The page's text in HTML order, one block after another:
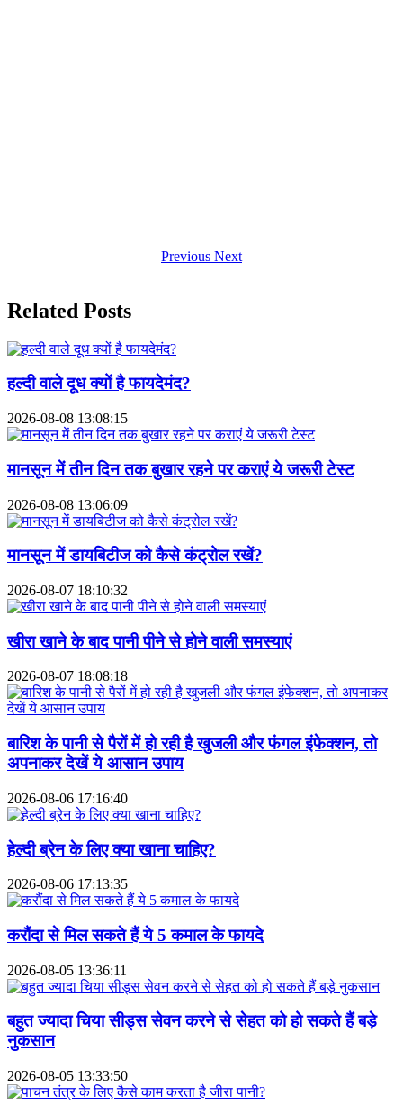
Previous Next
Related Posts
हल्दी वाले दूध क्यों है फायदेमंद?
2026-08-08 13:08:15
मानसून में तीन दिन तक बुखार रहने पर कराएं ये जरूरी टेस्ट
2026-08-08 13:06:09
मानसून में डायबिटीज को कैसे कंट्रोल रखें?
2026-08-07 18:10:32
खीरा खाने के बाद पानी पीने से होने वाली समस्याएं
2026-08-07 18:08:18
बारिश के पानी से पैरों में हो रही है खुजली और फंगल इंफेक्शन, तो
अपनाकर देखें ये आसान उपाय
2026-08-06 17:16:40
हेल्दी ब्रेन के लिए क्या खाना चाहिए?
2026-08-06 17:13:35
करौंदा से मिल सकते हैं ये 5 कमाल के फायदे
2026-08-05 13:36:11
बहुत ज्यादा चिया सीड्स सेवन करने से सेहत को हो सकते हैं बड़े
नुकसान
2026-08-05 13:33:50